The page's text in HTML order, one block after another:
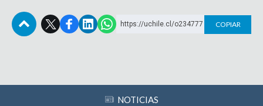
https://uchile.cl/o234777 COPIAR
NOTICIAS